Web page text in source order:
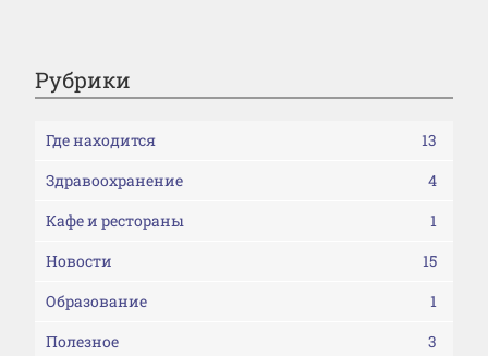
Рубрики
Где находится
13
Здравоохранение
4
Кафе и рестораны
1
Новости
15
Образование
1
Полезное
3